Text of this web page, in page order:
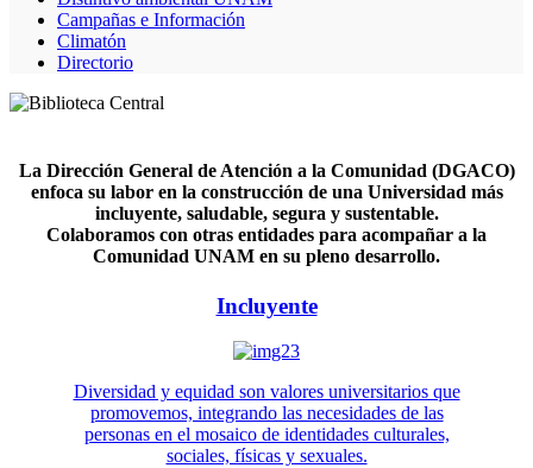
Campañas e Información
Climatón
Directorio
La Dirección General de Atención a la Comunidad (DGACO)
enfoca su labor en la construcción de una Universidad más
incluyente, saludable, segura y sustentable.
Colaboramos con otras entidades para acompañar a la
Comunidad UNAM en su pleno desarrollo.
Incluyente
Diversidad y equidad son valores universitarios que
promovemos, integrando las necesidades de las
personas en el mosaico de identidades culturales,
sociales, físicas y sexuales.